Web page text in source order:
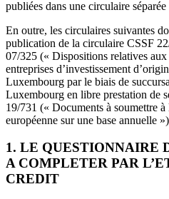
publiées dans une circulaire
En outre, les circulaires suivantes
publication de la circulaire CSSF
07/325 (« Dispositions relatives
entreprises d’investissement
Luxembourg par le biais de
Luxembourg en libre prestation de
19/731 (« Documents à soumettre
européenne sur une base annuelle
1. LE QUESTIONNAIRE
A COMPLETER PAR
CREDIT